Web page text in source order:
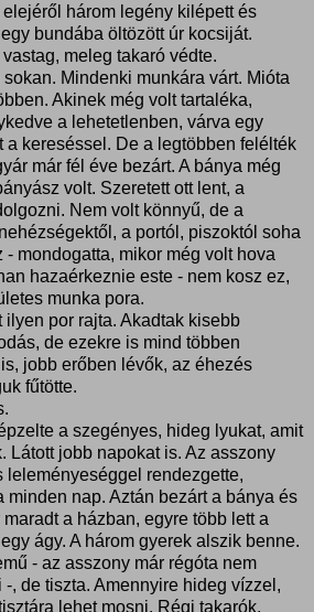
három legény kilépett és
bundába öltözött úr kocsiját.
meleg takaró védte.
Mindenki munkára várt. Mióta
Akinek még volt tartaléka,
a lehetetlenben, várva egy
a kereséssel. De a legtöbben felélték
már fél éve bezárt. A bánya még
volt. Szeretett ott lent, a
Nem volt könnyű, de a
a portól, piszoktól soha
- mondogatta, mikor még volt hova
hazaérkeznie este - nem kosz ez,
munka pora.
ilyen por rajta. Akadtak kisebb
de ezekre is mind többen
jobb erőben lévők, az éhezés
fűtötte.
a szegényes, hideg lyukat, amit
Látott jobb napokat is. Az asszony
leleményeséggel rendezgette,
minden nap. Aztán bezárt a bánya és
a házban, egyre több lett a
ágy. A három gyerek alszik benne.
- az asszony már régóta nem
-, de tiszta. Amennyire hideg vízzel,
lehet mosni. Régi takarók,